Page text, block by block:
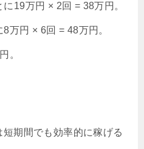
に19万円 × 2回 = 38万円。
8万円 × 6回 = 48万円。
。
期間でも効率的に稼げる